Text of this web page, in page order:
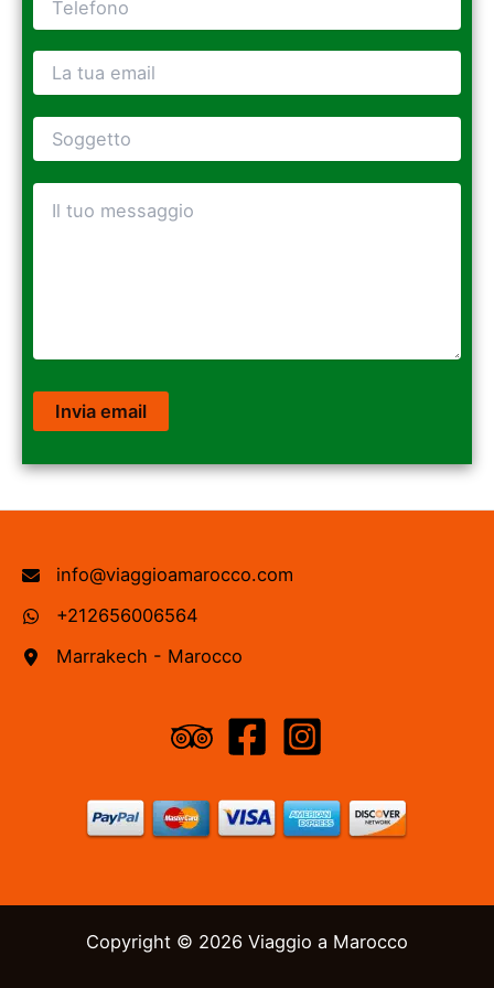
info@viaggioamarocco.com
+212656006564
Marrakech - Marocco
Copyright © 2026 Viaggio a Marocco